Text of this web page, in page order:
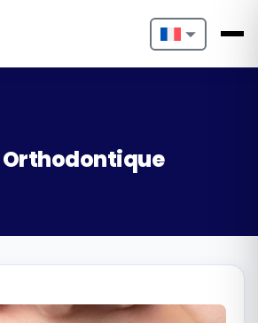
Nederlands
Español
Türkçe